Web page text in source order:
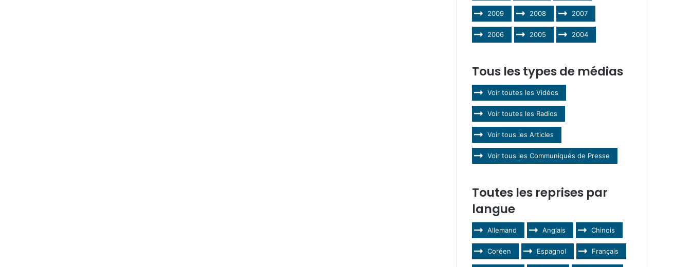
2009 2008 2007
2006 2005 2004
Tous les types de médias
Voir toutes les Vidéos
Voir toutes les Radios
Voir tous les Articles
Voir tous les Communiqués de Presse
Toutes les reprises par
langue
Allemand Anglais Chinois
Coréen Espagnol Français